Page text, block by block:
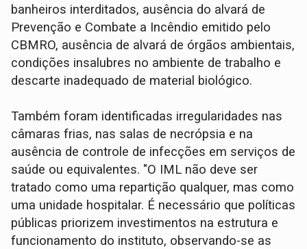
banheiros interditados, ausência do alvará de
Prevenção e Combate a Incêndio emitido pelo
CBMRO, ausência de alvará de órgãos ambientais,
condições insalubres no ambiente de trabalho e
descarte inadequado de material biológico.
Também foram identificadas irregularidades nas
câmaras frias, nas salas de necrópsia e na
ausência de controle de infecções em serviços de
saúde ou equivalentes. "O IML não deve ser
tratado como uma repartição qualquer, mas como
uma unidade hospitalar. É necessário que políticas
públicas priorizem investimentos na estrutura e
funcionamento do instituto, observando-se as